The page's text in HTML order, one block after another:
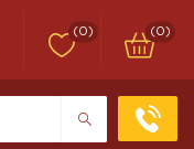
(0) (0)